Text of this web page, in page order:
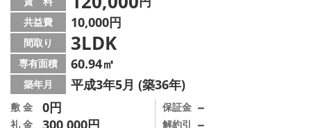
メールでお問い合わせ
共益費 10,000円
間取り 3LDK
専有面積 60.94㎡
築年月 平成3年5月 (築36年)
敷 金 0円
礼 金 300,000円
保証金 －
解約引 －